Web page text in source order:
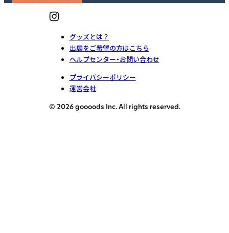
グッズとは？
出展をご希望の方はこちら
ヘルプセンター・お問い合わせ
プライバシーポリシー
運営会社
© 2026 goooods Inc. All rights reserved.